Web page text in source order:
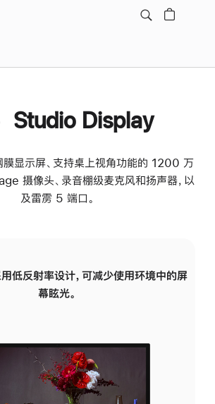
Studio Display
显示屏、支持桌上视角功能的 1200 万
摄像头、录音棚级麦克风和扬声器，以
及雷雳 5 端口。
低反射率设计，可减少使用环境中的屏
幕眩光。